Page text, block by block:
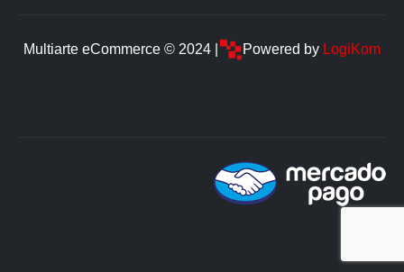
Multiarte eCommerce © 2024 | Powered by LogiKom